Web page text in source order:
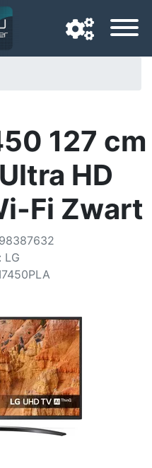
127 cm
HD
Fi Zwart
: LG